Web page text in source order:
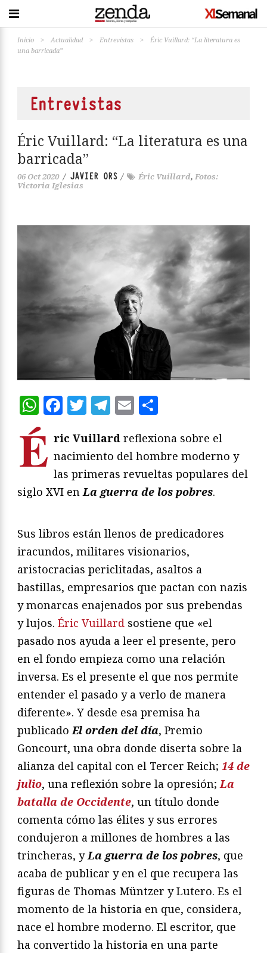
Inicio > Actualidad > Entrevistas >
Éric Vuillard: “La literatura es
una barricada”
Entrevistas
Éric Vuillard: “La literatura es una
barricada”
06 Oct 2020 / JAVIER ORS / Éric Vuillard, Fotos:
Victoria Iglesias
WhatsApp
Facebook
Twitter
Telegram
Email
É ric Vuillard reflexiona sobre el
nacimiento del hombre moderno y
las primeras revueltas populares del
siglo XVI enLa guerra de los pobres.
Sus libros están llenos de predicadores
iracundos, militares visionarios,
aristocracias periclitadas, asaltos a
bastillas, empresarios que pactan con nazis
y monarcas enajenados por sus prebendas
y lujos. Éric Vuillard sostiene que «el
pasado nos ayuda a leer el presente, pero
en el fondo empieza como una relación
inversa. Es el presente el que nos permite
entender el pasado y a verlo de manera
diferente». Y desde esa premisa ha
publicadoEl orden del día, Premio
Goncourt, una obra donde diserta sobre la
alianza del capital con el Tercer Reich; 14 de
julio, una reflexión sobre la opresión; La
batalla de Occidente, un título donde
comenta cómo las élites y sus errores
condujeron a millones de hombres a las
trincheras, yLa guerra de los pobres, que
acaba de publicar y en el que recupera las
figuras de Thomas Müntzer y Lutero. Es el
momento de la historia en que, considera,
nace el hombre moderno. El escritor, que
ha convertido la historia en una parte